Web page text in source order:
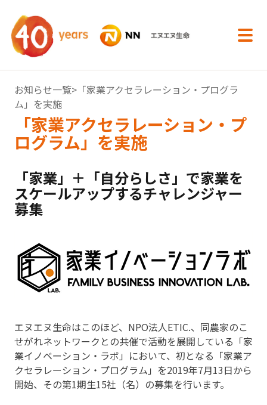
お知らせ一覧>「家業アクセラレーション・プログラ
ム」を実施
「家業アクセラレーション・プ
ログラム」を実施
「家業」＋「自分らしさ」で家業を
スケールアップするチャレンジャー
募集
エヌエヌ生命はこのほど、NPO法人ETIC.、同農家のこ
せがれネットワークとの共催で活動を展開している「家
業イノベーション・ラボ」において、初となる「家業ア
クセラレーション・プログラム」を2019年7月13日から
開始、その第1期生15社（名）の募集を行います。